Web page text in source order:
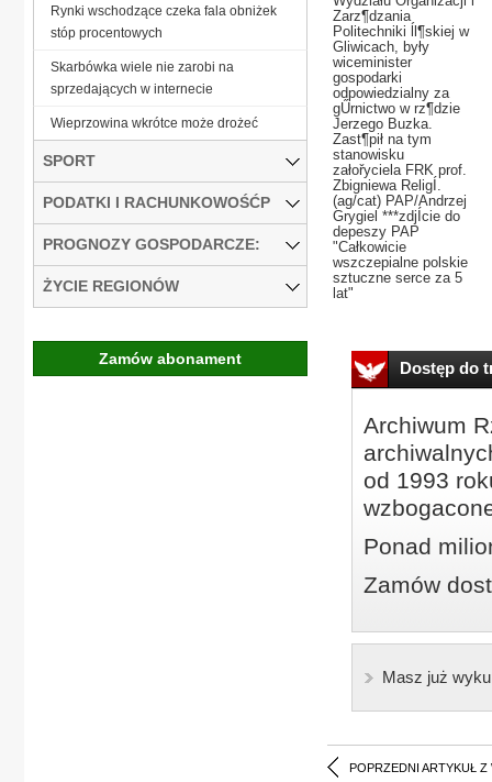
Zarz¶dzania
Politechniki ĺl¶skiej w
Gliwicach, były
wiceminister
gospodarki
odpowiedzialny za
gŰrnictwo w rz¶dzie
Jerzego Buzka.
Zast¶pił na tym
stanowisku
załořyciela FRK prof.
Zbigniewa ReligÍ.
(ag/cat) PAP/Andrzej
Grygiel ***zdjÍcie do
depeszy PAP
"Całkowicie
wszczepialne polskie
sztuczne serce za 5
lat"
Dostęp do
Archiwum
od 1993
Ponad
Zamów
Masz już
POPRZEDNI ARTYKUŁ Z
Rynki wschodzące czeka fala obniżek
stóp procentowych
Skarbówka wiele nie zarobi na
sprzedających w internecie
Wieprzowina wkrótce może drożeć
SPORT
PODATKI I RACHUNKOWOŚĆP
PROGNOZY GOSPODARCZE:
ŻYCIE REGIONÓW
Zamów abonament